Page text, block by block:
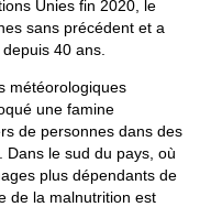
Unies fin 2020, le
sans précédent et a
40 ans.
météorologiques
une famine
de personnes dans des
Dans le sud du pays, où
plus dépendants de
de la malnutrition est